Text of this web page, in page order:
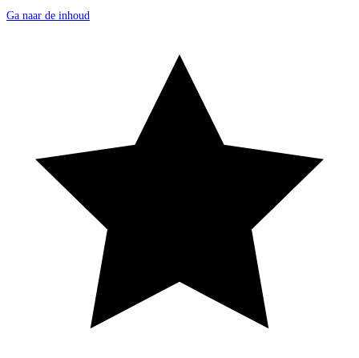
Ga naar de inhoud